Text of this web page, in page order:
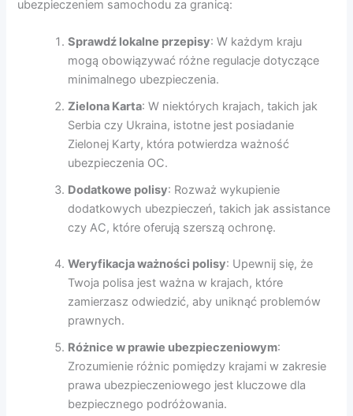
ubezpieczeniem samochodu za granicą:
Sprawdź lokalne przepisy: W każdym kraju
mogą obowiązywać różne regulacje dotyczące
minimalnego ubezpieczenia.
Zielona Karta: W niektórych krajach, takich jak
Serbia czy Ukraina, istotne jest posiadanie
Zielonej Karty, która potwierdza ważność
ubezpieczenia OC.
Dodatkowe polisy: Rozważ wykupienie
dodatkowych ubezpieczeń, takich jak assistance
czy AC, które oferują szerszą ochronę.
Weryfikacja ważności polisy: Upewnij się, że
Twoja polisa jest ważna w krajach, które
zamierzasz odwiedzić, aby uniknąć problemów
prawnych.
Różnice w prawie ubezpieczeniowym:
Zrozumienie różnic pomiędzy krajami w zakresie
prawa ubezpieczeniowego jest kluczowe dla
bezpiecznego podróżowania.